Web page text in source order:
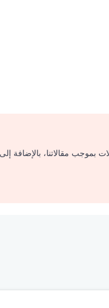
بموجب مقالاتنا، بالإضافة